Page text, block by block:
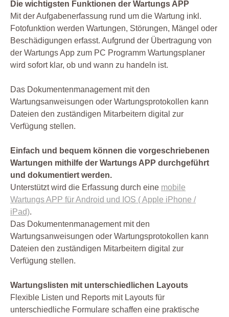
Die wichtigsten Funktionen der Wartungs APP
Mit der Aufgabenerfassung rund um die Wartung inkl.
Fotofunktion werden Wartungen, Störungen, Mängel oder
Beschädigungen erfasst. Aufgrund der Übertragung von
der Wartungs App zum PC Programm Wartungsplaner
wird sofort klar, ob und wann zu handeln ist.
Das Dokumentenmanagement mit den
Wartungsanweisungen oder Wartungsprotokollen kann
Dateien den zuständigen Mitarbeitern digital zur
Verfügung stellen.
Einfach und bequem können die vorgeschriebenen
Wartungen mithilfe der Wartungs APP durchgeführt
und dokumentiert werden.
Unterstützt wird die Erfassung durch eine mobile
Wartungs APP für Android und IOS ( Apple iPhone /
iPad).
Das Dokumentenmanagement mit den
Wartungsanweisungen oder Wartungsprotokollen kann
Dateien den zuständigen Mitarbeitern digital zur
Verfügung stellen.
Wartungslisten mit unterschiedlichen Layouts
Flexible Listen und Reports mit Layouts für
unterschiedliche Formulare schaffen eine praktische